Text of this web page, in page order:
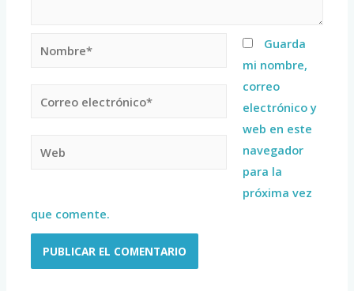
Guarda
mi nombre,
correo
electrónico y
web en este
navegador
para la
próxima vez
que comente.